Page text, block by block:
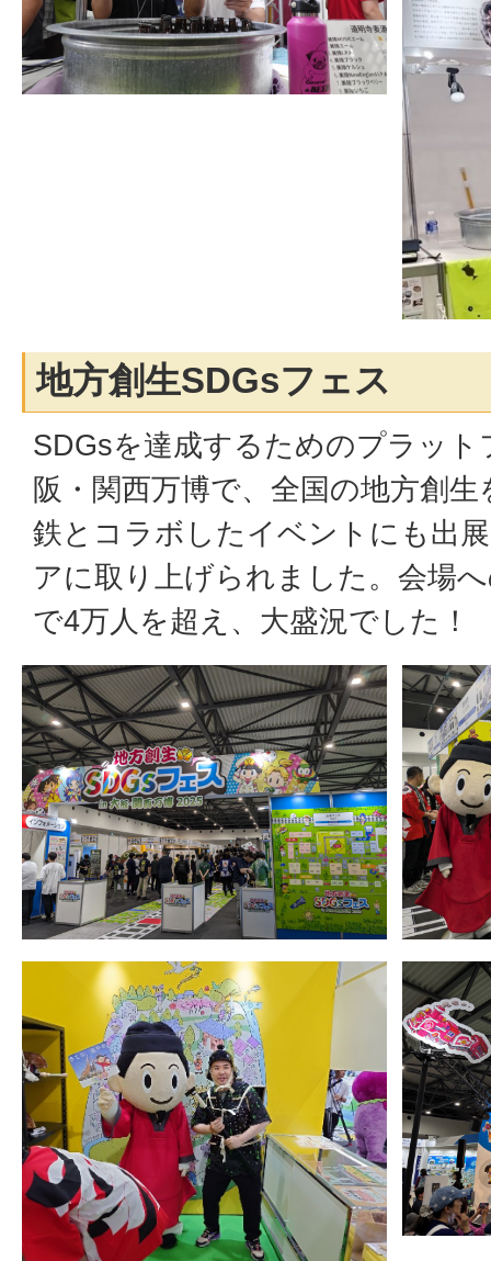
地方創生SDGsフェス
SDGsを達成するためのプラッ
阪・関西万博で、全国の地方創
鉄とコラボしたイベントにも出
アに取り上げられました。会場
で4万人を超え、大盛況でした！